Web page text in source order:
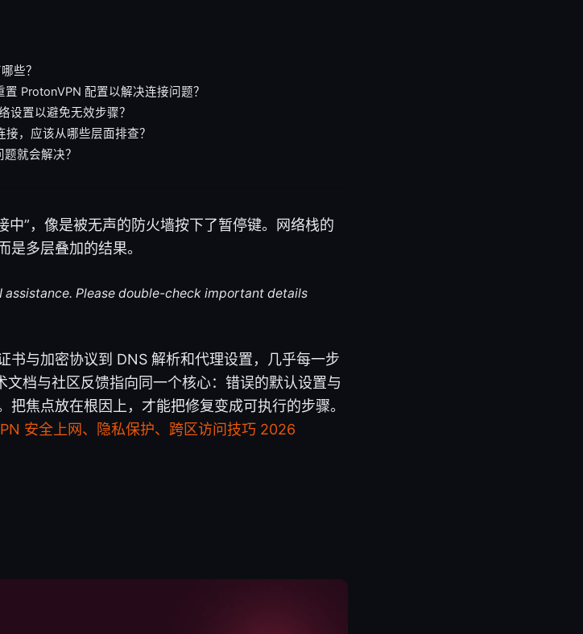
些？
ProtonVPN 配置以解决连接问题？
设置以避免无效步骤？
，应该从哪些层面排查？
就会解决？
”，像是被无声的防火墙按下了暂停键。网络栈的
多层叠加的结果。
Please double-check important details
书与加密协议到 DNS 解析和代理设置，几乎每一步
档与社区反馈指向同一个核心：错误的默认设置与
焦点放在根因上，才能把修复变成可执行的步骤。
安全上网、隐私保护、跨区访问技巧 2026